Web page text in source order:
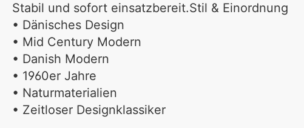
Stabil und sofort einsatzbereit.Stil & Einordnung
• Dänisches Design
• Mid Century Modern
• Danish Modern
• 1960er Jahre
• Naturmaterialien
• Zeitloser Designklassiker